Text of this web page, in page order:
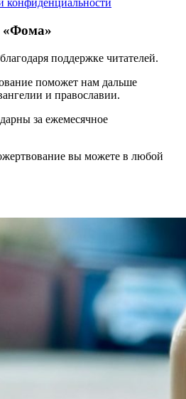
конфиденциальности
«Фома»
поддержке читателей.
поможет нам дальше
и православии.
за ежемесячное
вы можете в любой